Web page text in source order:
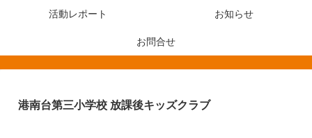
活動レポート お知らせ
お問合せ
港南台第三小学校 放課後キッズクラブ